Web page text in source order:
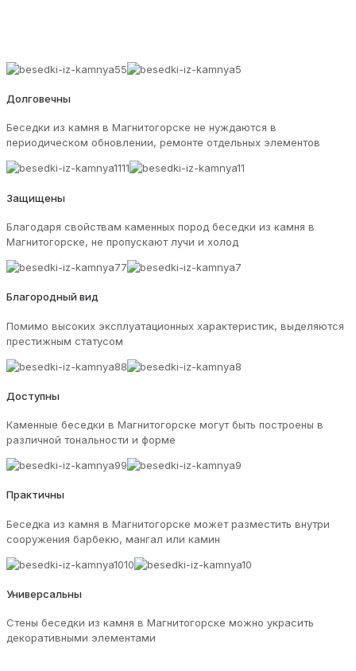
Долговечны
Беседки из камня в Магнитогорске не нуждаются в
периодическом обновлении, ремонте отдельных элементов
Защищены
Благодаря свойствам каменных пород беседки из камня в
Магнитогорске, не пропускают лучи и холод
Благородный вид
Помимо высоких эксплуатационных характеристик, выделяются
престижным статусом
Доступны
Каменные беседки в Магнитогорске могут быть построены в
различной тональности и форме
Практичны
Беседка из камня в Магнитогорске может разместить внутри
сооружения барбекю, мангал или камин
Универсальны
Стены беседки из камня в Магнитогорске можно украсить
декоративными элементами